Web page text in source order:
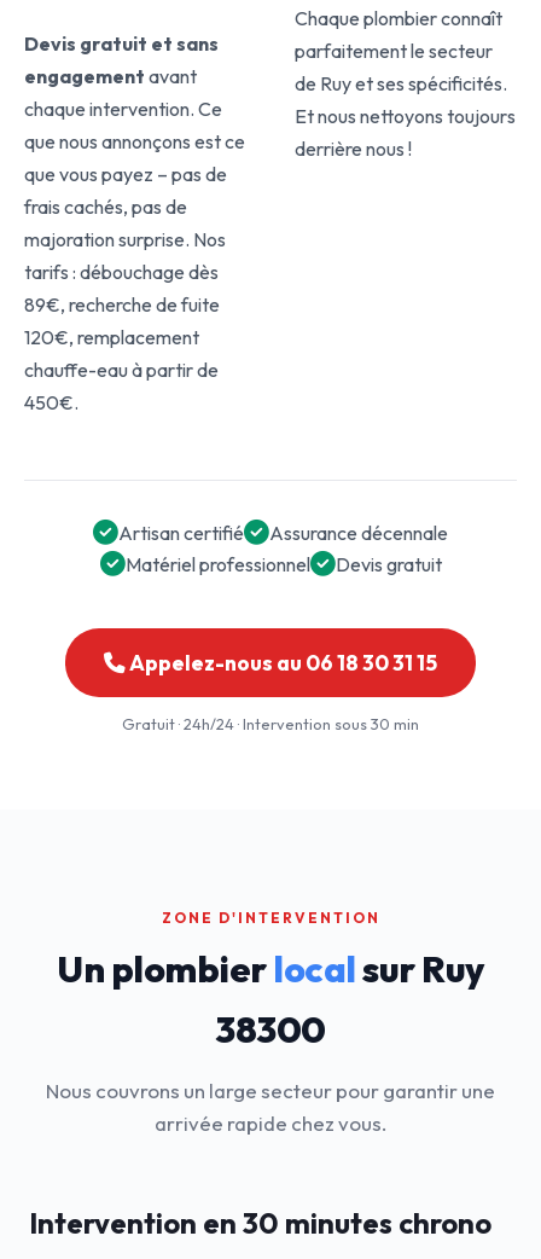
Devis gratuit et sans
engagement avant
chaque intervention. Ce
que nous annonçons est ce
que vous payez – pas de
frais cachés, pas de
majoration surprise. Nos
tarifs : débouchage dès
89€, recherche de fuite
120€, remplacement
chauffe-eau à partir de
450€.
Chaque plombier connaît
parfaitement le secteur
de Ruy et ses spécificités.
Et nous nettoyons toujours
derrière nous !
Artisan certifié
Assurance décennale
Matériel professionnel
Devis gratuit
Appelez-nous au 06 18 30 31 15
Gratuit · 24h/24 · Intervention sous 30 min
ZONE D'INTERVENTION
Un plombierlocalsur Ruy
38300
Nous couvrons un large secteur pour garantir une
arrivée rapide chez vous.
Intervention en 30 minutes chrono